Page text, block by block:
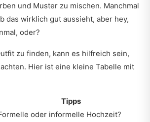
und Muster zu mischen. Manchmal
das wirklich gut aussieht, aber hey,
oder?
zu finden, kann es hilfreich sein,
Hier ist eine kleine Tabelle mit
Tipps
oder informelle Hochzeit?